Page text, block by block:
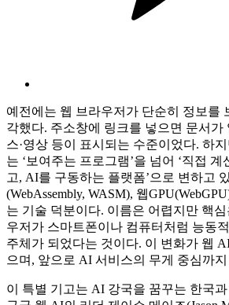
예전에는 웹 브라우저가 단순히 정보를
각했다. 주소창에 링크를 넣으면 문서가
스·영상 등이 표시되는 수준이었다. 하
는 ‘보여주는 프로그램’을 넘어 ‘직접
고, AI를 구동하는 플랫폼’으로 변하고
(WebAssembly, WASM), 웹
는 기술 덕분이다. 이름은 어렵지만 핵
우저가 스마트폰이나 컴퓨터처럼 능동
주체가 되었다는 것이다. 이 변화가 웹
으며, 앞으로 AI 서비스의 무게 중심까
이 특별 기고는 AI 강국을 꿈꾸는 한국